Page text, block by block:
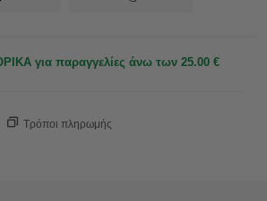
για παραγγελίες άνω των 25.00 €
Τρόποι πληρωμής